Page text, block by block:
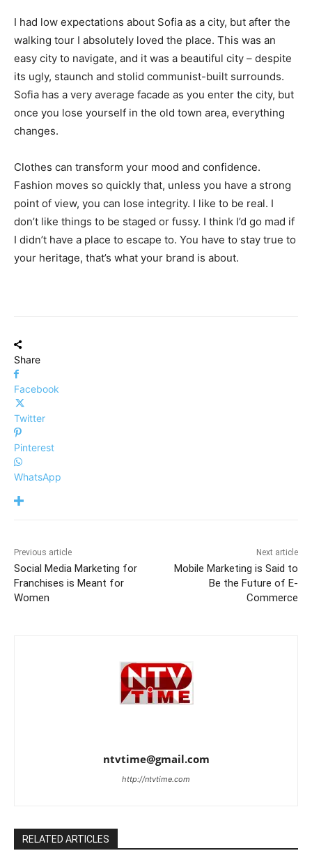
I had low expectations about Sofia as a city, but after the
walking tour I absolutely loved the place. This was an
easy city to navigate, and it was a beautiful city – despite
its ugly, staunch and stolid communist-built surrounds.
Sofia has a very average facade as you enter the city, but
once you lose yourself in the old town area, everything
changes.
Clothes can transform your mood and confidence.
Fashion moves so quickly that, unless you have a strong
point of view, you can lose integrity. I like to be real. I
don’t like things to be staged or fussy. I think I’d go mad if
I didn’t have a place to escape to. You have to stay true to
your heritage, that’s what your brand is about.
Share
Facebook
Twitter
Pinterest
WhatsApp
Previous article
Social Media Marketing for
Franchises is Meant for
Women
Next article
Mobile Marketing is Said to
Be the Future of E-
Commerce
ntvtime@gmail.com
http://ntvtime.com
RELATED ARTICLES